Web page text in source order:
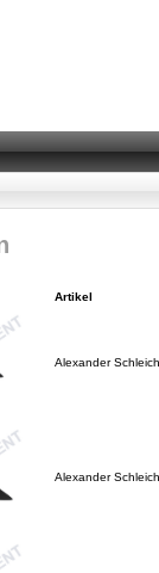
Artikel
Alexander
Alexander